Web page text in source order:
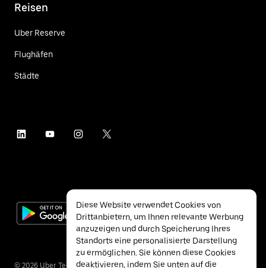
Reisen
Uber Reserve
Flughäfen
Städte
© 2026 Uber Technologies Inc.
Diese Website verwendet Cookies von
Drittanbietern, um Ihnen relevante Werbung
anzuzeigen und durch Speicherung Ihres
Standorts eine personalisierte Darstellung
zu ermöglichen. Sie können diese Cookies
deaktivieren, indem Sie unten auf die